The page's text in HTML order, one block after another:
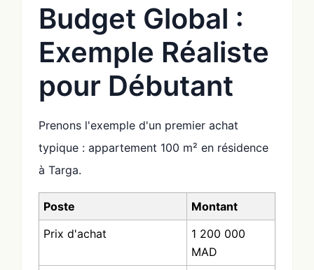
Budget Global :
Exemple Réaliste
pour Débutant
Prenons l'exemple d'un premier achat
typique : appartement 100 m² en résidence
à Targa.
Poste
Montant
Prix d'achat
1 200 000
MAD